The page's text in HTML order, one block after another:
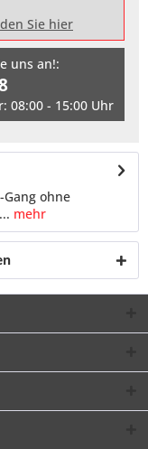
Sie hier
uns an!:
08:00 - 15:00 Uhr
Gang ohne
mehr